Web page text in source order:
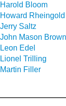
Harold Bloom
Howard Rheingold
Jerry Saltz
John Mason Brown
Leon Edel
Lionel Trilling
Martin Filler